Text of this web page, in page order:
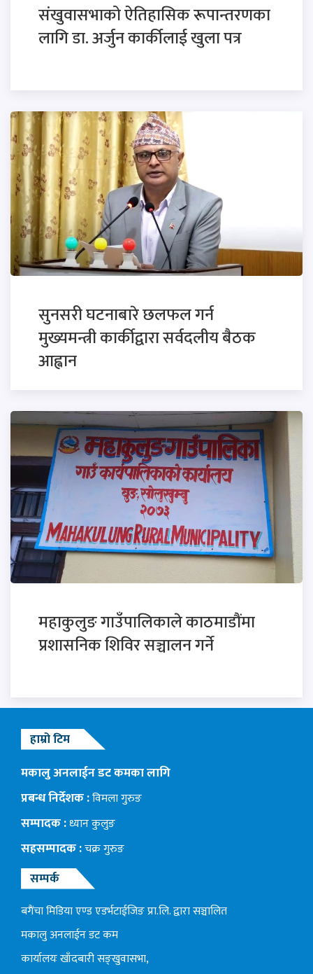
संखुवासभाको ऐतिहासिक रूपान्तरणका
लागि डा. अर्जुन कार्कीलाई खुला पत्र
सुनसरी घटनाबारे छलफल गर्न
मुख्यमन्त्री कार्कीद्वारा सर्वदलीय बैठक
आह्वान
महाकुलुङ गाउँपालिकाले काठमाडौंमा
प्रशासनिक शिविर सञ्चालन गर्ने
हाम्रो टिम
मकालु अनलाईन डट कमका लागि
प्रबन्ध निर्देशक :विमला गुरुङ
सम्पादक :ध्यान कुलुङ
सहसम्पादक :चक्र गुरुङ
सम्पर्क
बगैंचा मिडिया एण्ड एडर्भटाईजिङ प्रा.लि. द्वारा सञ्चालित
मकालु अनलाईन डट कम
कार्यालयः खाँदबारी सङ्खुवासभा,